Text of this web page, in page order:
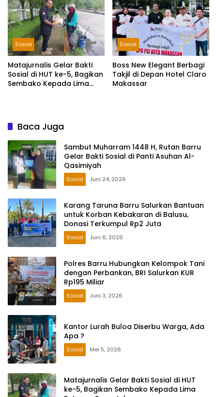
Sosial
Matajurnalis Gelar Bakti
Sosial di HUT ke-5, Bagikan
Sembako Kepada Lima
Sosial
Boss New Elegant Berbagi
Takjil di Depan Hotel Claro
Makassar
Baca Juga
Sambut Muharram 1448 H, Rutan Barru
Gelar Bakti Sosial di Panti Asuhan Al-
Qasimiyah
Sosial Juni 24, 2026
Karang Taruna Barru Salurkan Bantuan
untuk Korban Kebakaran di Balusu,
Donasi Terkumpul Rp2 Juta
Sosial Juni 6, 2026
Polres Barru Hubungkan Kelompok Tani
dengan Perbankan, BRI Salurkan KUR
Rp195 Miliar
Sosial Juni 3, 2026
Kantor Lurah Buloa Diserbu Warga, Ada
Apa ?
Sosial Mei 5, 2026
Matajurnalis Gelar Bakti Sosial di HUT
ke-5, Bagikan Sembako Kepada Lima